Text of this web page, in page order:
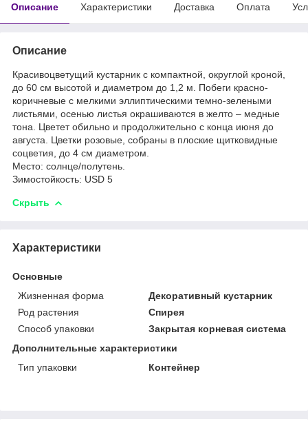
Описание Характеристики Доставка Оплата
Описание
Красивоцветущий кустарник с компактной, округлой кроной,
до 60 см высотой и диаметром до 1,2 м. Побеги красно-
коричневые с мелкими эллиптическими темно-зелеными
листьями, осенью листья окрашиваются в желто – медные
тона. Цветет обильно и продолжительно с конца июня до
августа. Цветки розовые, собраны в плоские щитковидные
соцветия, до 4 см диаметром.
Место: солнце/полутень.
Зимостойкость: USD 5
Скрыть
Характеристики
Основные
Жизненная форма
Декоративный кустарник
Род растения
Спирея
Способ упаковки
Закрытая корневая система
Дополнительные характеристики
Тип упаковки
Контейнер